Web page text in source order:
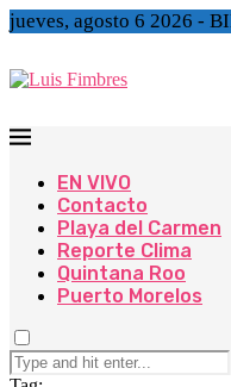
jueves, agosto 6 2026 -
EN VIVO
Contacto
Playa del Carmen
Reporte Clima
Quintana Roo
Puerto Morelos